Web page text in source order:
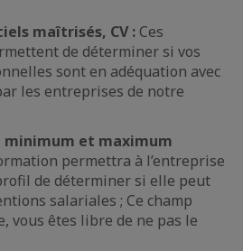
maîtrisés, CV : Ces
de déterminer si vos
sont en adéquation avec
les entreprises de notre
et maximum
permettra à l’entreprise
de déterminer si elle peut
salariales ; Ce champ
vous êtes libre de ne pas le